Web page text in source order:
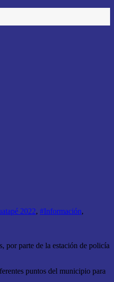
2022, #Información,
por parte de la estación de policía
puntos del municipio para